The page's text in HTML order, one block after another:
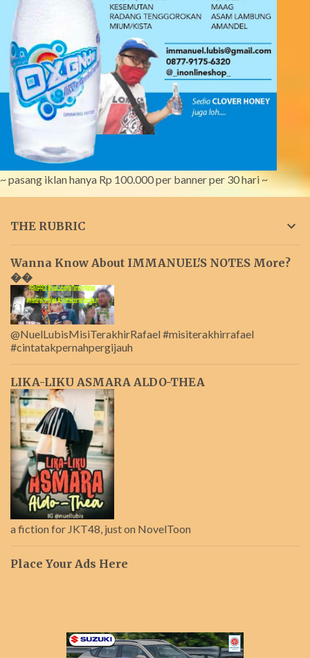
~ pasang iklan hanya Rp 100.000 per banner per 30 hari ~
THE RUBRIC
Wanna Know About IMMANUEL'S NOTES More?
��
@NuelLubisMisiTerakhirRafael #misiterakhirrafael
#cintatakpernahpergijauh
LIKA-LIKU ASMARA ALDO-THEA
a fiction for JKT48, just on NovelToon
Place Your Ads Here